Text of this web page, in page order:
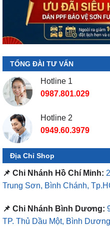
TỔNG ĐÀI TƯ VẤN
Hotline 1
0987.801.029
Hotline 2
0949.60.3979
Địa Chỉ Shop
📌 Chi Nhánh Hồ Chí Minh:
Trung Sơn, Bình Chánh,
📌 Chi Nhánh Bình Dương:
TP. Thủ Dầu Một, Bình Dương